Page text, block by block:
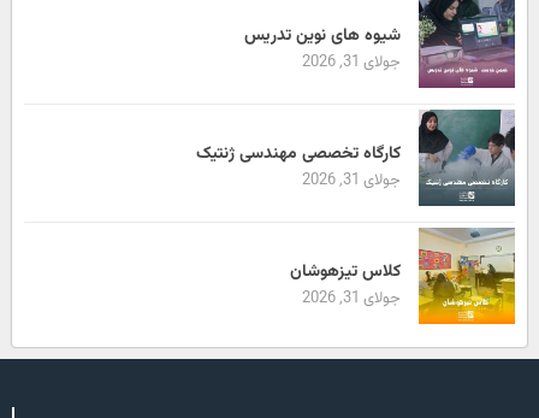
شیوه های نوین تدریس
جولای 31, 2026
کارگاه تخصصی مهندسی ژنتیک
جولای 31, 2026
کلاس تیزهوشان
جولای 31, 2026